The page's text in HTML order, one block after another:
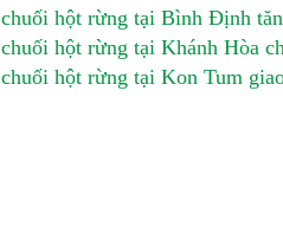
hột rừng tại Bình Định
hột rừng tại Khánh Hòa
hột rừng tại Kon Tum